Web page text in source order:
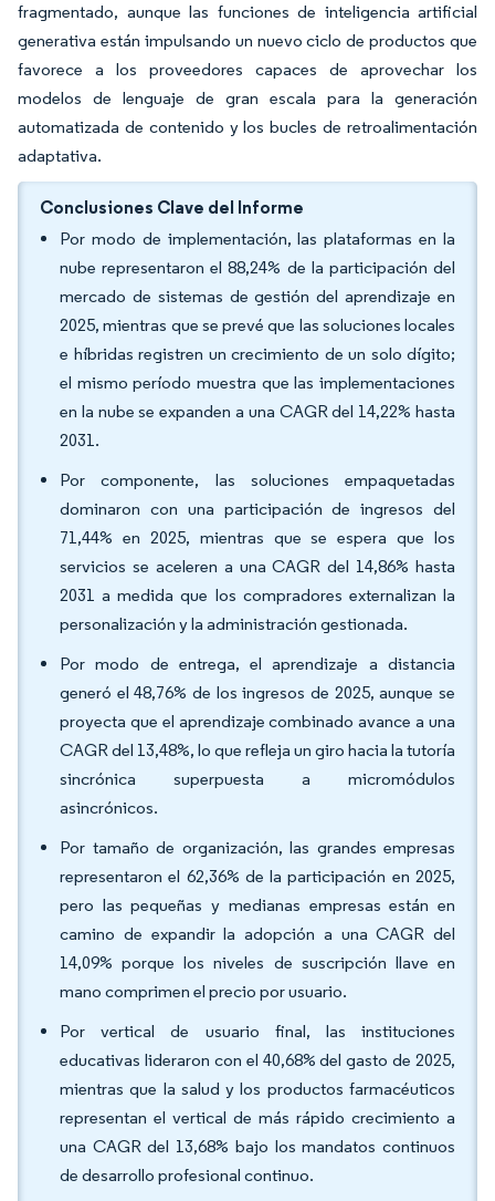
fragmentado, aunque las funciones de inteligencia artificial
generativa están impulsando un nuevo ciclo de productos que
favorece a los proveedores capaces de aprovechar los
modelos de lenguaje de gran escala para la generación
automatizada de contenido y los bucles de retroalimentación
adaptativa.
Conclusiones Clave del Informe
Por modo de implementación, las plataformas en la
nube representaron el 88,24% de la participación del
mercado de sistemas de gestión del aprendizaje en
2025, mientras que se prevé que las soluciones locales
e híbridas registren un crecimiento de un solo dígito;
el mismo período muestra que las implementaciones
en la nube se expanden a una CAGR del 14,22% hasta
2031.
Por componente, las soluciones empaquetadas
dominaron con una participación de ingresos del
71,44% en 2025, mientras que se espera que los
servicios se aceleren a una CAGR del 14,86% hasta
2031 a medida que los compradores externalizan la
personalización y la administración gestionada.
Por modo de entrega, el aprendizaje a distancia
generó el 48,76% de los ingresos de 2025, aunque se
proyecta que el aprendizaje combinado avance a una
CAGR del 13,48%, lo que refleja un giro hacia la tutoría
sincrónica superpuesta a micromódulos
asincrónicos.
Por tamaño de organización, las grandes empresas
representaron el 62,36% de la participación en 2025,
pero las pequeñas y medianas empresas están en
camino de expandir la adopción a una CAGR del
14,09% porque los niveles de suscripción llave en
mano comprimen el precio por usuario.
Por vertical de usuario final, las instituciones
educativas lideraron con el 40,68% del gasto de 2025,
mientras que la salud y los productos farmacéuticos
representan el vertical de más rápido crecimiento a
una CAGR del 13,68% bajo los mandatos continuos
de desarrollo profesional continuo.